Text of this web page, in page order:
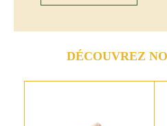
DÉCOUVREZ